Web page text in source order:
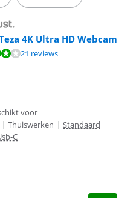
4K Ultra HD Webcam
op 21 reviews.
21 reviews
voor
| Thuiswerken | Standaard
C